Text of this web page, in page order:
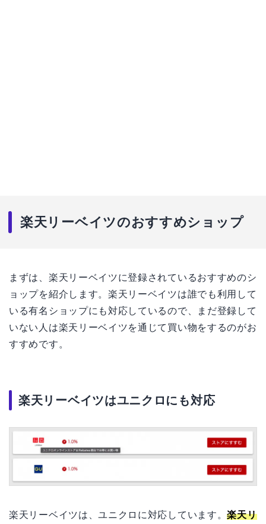
楽天リーベイツのおすすめショップ
まずは、楽天リーベイツに登録されているおすすめのシ
ョップを紹介します。楽天リーベイツは誰でも利用して
いる有名ショップにも対応しているので、まだ登録して
いない人は楽天リーベイツを通じて買い物をするのがお
すすめです。
楽天リーベイツはユニクロにも対応
楽天リーベイツは、ユニクロに対応しています。楽天リ